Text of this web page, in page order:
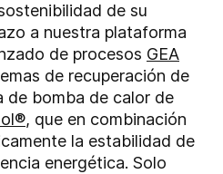
de su
a nuestra plataforma
de procesos GEA
de recuperación de
de bomba de calor de
, que en combinación
la estabilidad de
energética. Solo